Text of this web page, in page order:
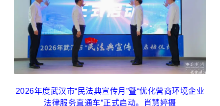
2026年度武汉市“民法典宣传月”暨“优化营商环境企业
法律服务直通车”正式启动。肖慧婷摄